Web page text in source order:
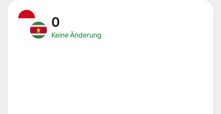
0
Keine Änderung